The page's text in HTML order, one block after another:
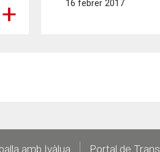
16 febrer 2017
amb Ivàlua Portal de